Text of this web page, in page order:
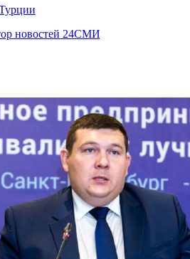
новостей 24СМИ